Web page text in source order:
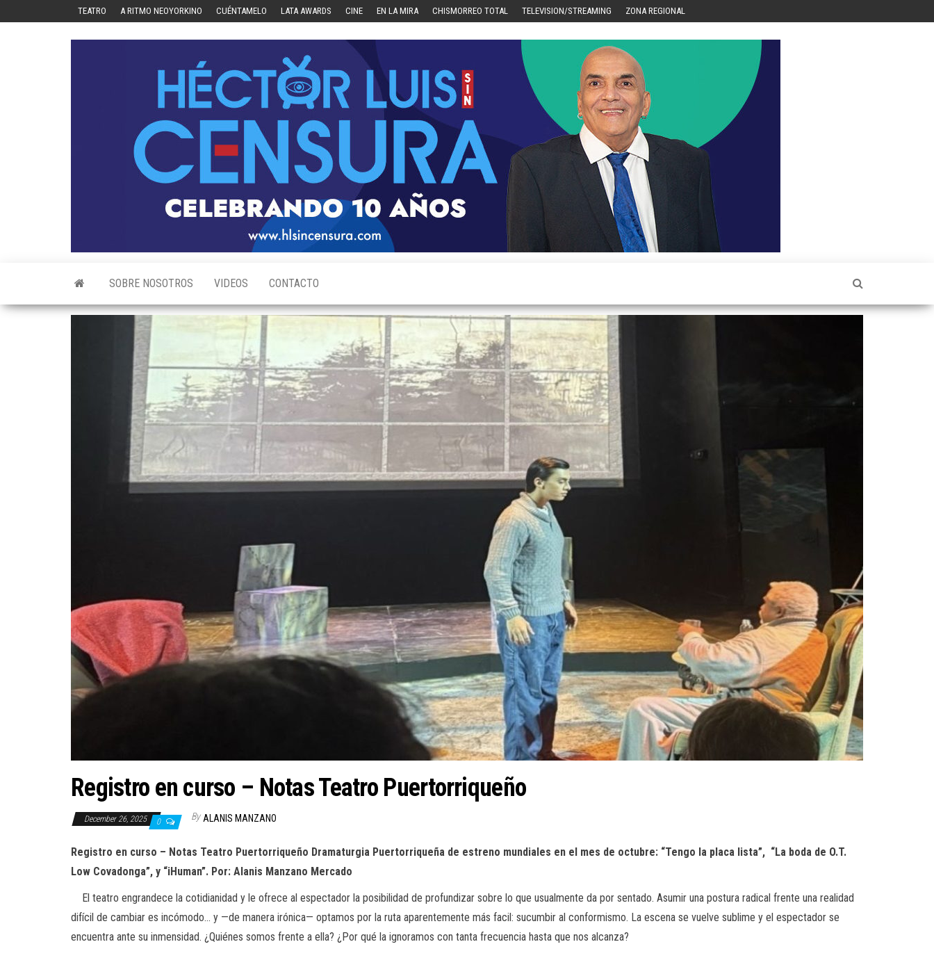
TEATRO A RITMO NEOYORKINO CUÉNTAMELO LATA AWARDS CINE EN LA MIRA CHISMORREO TOTAL TELEVISION/STREAMING ZONA REGIONAL
SOBRE NOSOTROS VIDEOS CONTACTO
Registro en curso – Notas Teatro Puertorriqueño
December 26, 2025 0 By ALANIS MANZANO
Registro en curso – Notas Teatro Puertorriqueño Dramaturgia Puertorriqueña de estreno mundiales en el mes de octubre: “Tengo la placa lista”, “La boda de O.T.
Low Covadonga”, y “iHuman”. Por: Alanis Manzano Mercado
El teatro engrandece la cotidianidad y le ofrece al espectador la posibilidad de profundizar sobre lo que usualmente da por sentado. Asumir una postura radical frente una realidad
difícil de cambiar es incómodo… y —de manera irónica— optamos por la ruta aparentemente más facil: sucumbir al conformismo. La escena se vuelve sublime y el espectador se
encuentra ante su inmensidad. ¿Quiénes somos frente a ella? ¿Por qué la ignoramos con tanta frecuencia hasta que nos alcanza?